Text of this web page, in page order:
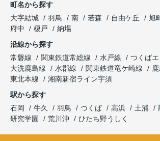
町名から探す
大字結城
羽鳥 南 若森 自由ケ丘 旭
府中
榎戸
納場
沿線から探す
常磐線
関東鉄道常総線 水戸線
つくば
大洗鹿島線
水郡線 関東鉄道竜ケ崎線
東北本線
湘南新宿ライン宇須
駅から探す
石岡
牛久 羽鳥 つくば 高浜 土浦
研究学園
荒川沖 ひたち野うしく